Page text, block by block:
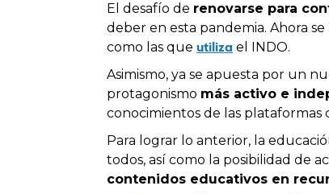
El desafío de renovarse para
deber en esta pandemia. Ahora
como las que utiliza el INDO.
Asimismo, ya se apuesta por un
protagonismo más activo e
conocimientos de las plataformas
Para lograr lo anterior, la
todos, así como la posibilidad de
contenidos educativos en